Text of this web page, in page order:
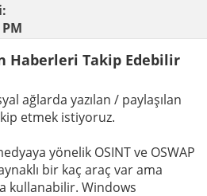
Haberleri Takip Edebilir
ağlarda yazılan / paylaşılan
etmek istiyoruz.
yönelik OSINT ve OSWAP
bir kaç araç var ama
kullanabilir. Windows